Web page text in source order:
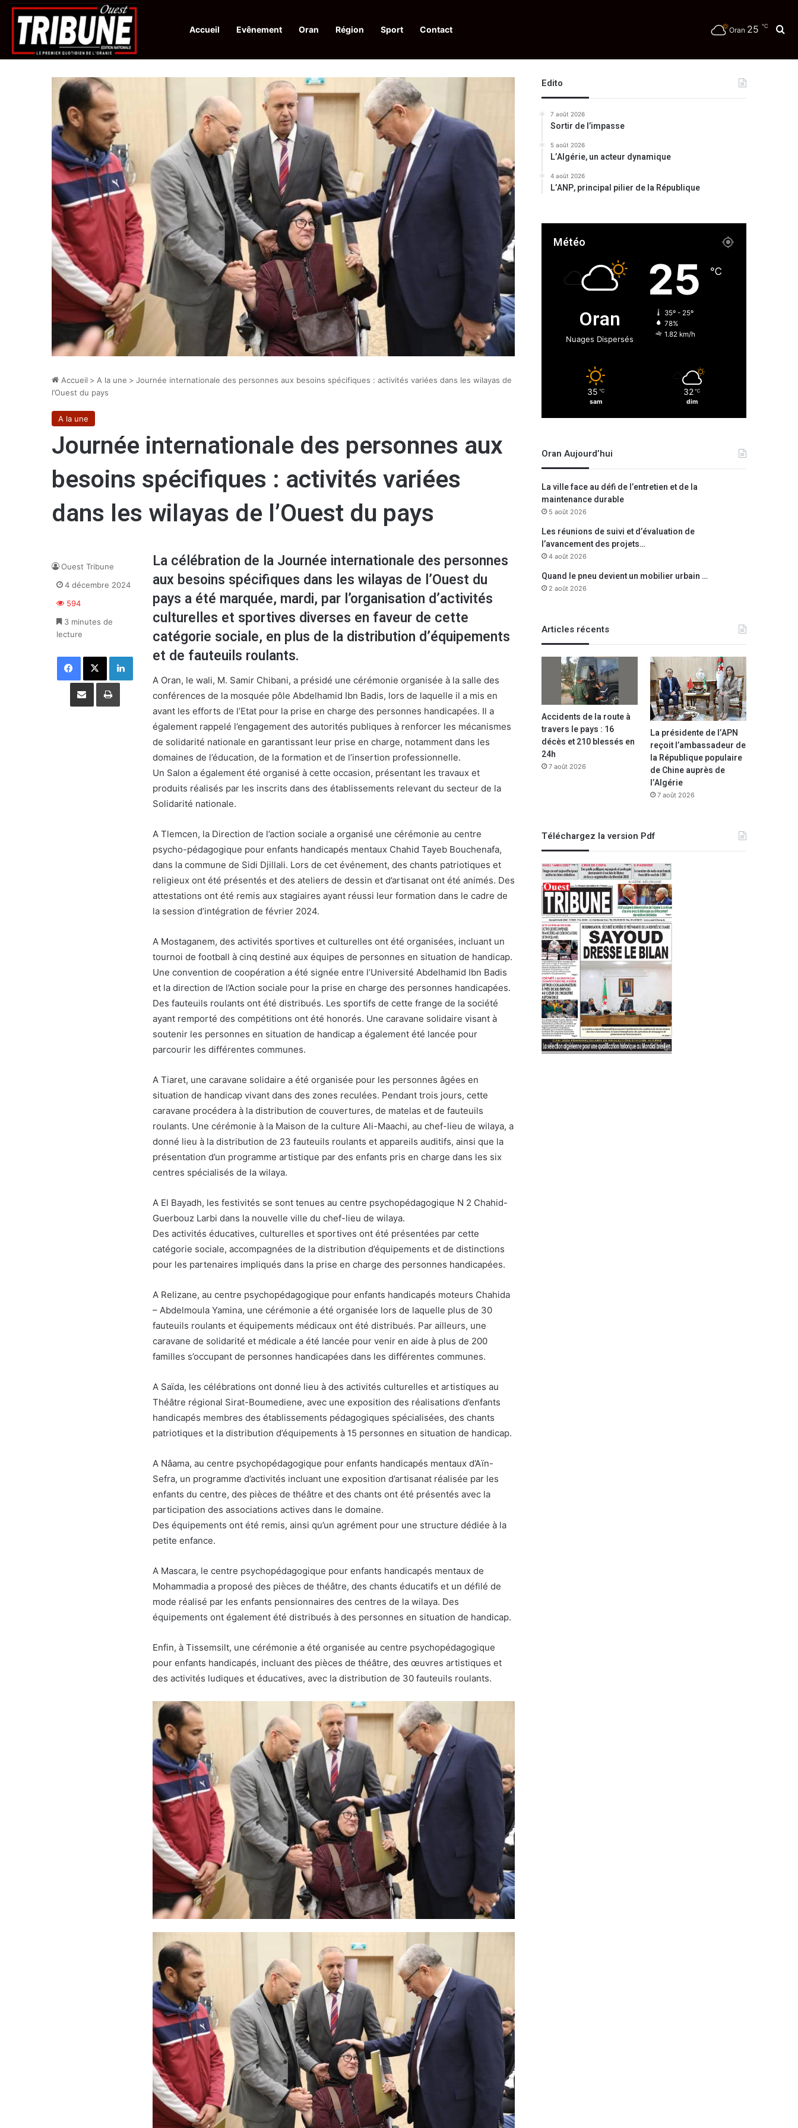
Accueil Evênement Oran Région Sport Contact Oran 25 ℃
Infos en Direct: Lutte contre les drogues : octroi de récompenses financières aux dénonciateurs de trafiquants
Accueil > A la une > Journée internationale des personnes aux besoins spécifiques : activités variées dans les wilayas de
l’Ouest du pays
A la une
Journée internationale des personnes aux
besoins spécifiques : activités variées
dans les wilayas de l’Ouest du pays
La célébration de la Journée internationale des personnes
aux besoins spécifiques dans les wilayas de l’Ouest du
pays a été marquée, mardi, par l’organisation d’activités
culturelles et sportives diverses en faveur de cette
catégorie sociale, en plus de la distribution d’équipements
et de fauteuils roulants.
A Oran, le wali, M. Samir Chibani, a présidé une cérémonie organisée à la salle des
conférences de la mosquée pôle Abdelhamid Ibn Badis, lors de laquelle il a mis en
avant les efforts de l’Etat pour la prise en charge des personnes handicapées. Il a
également rappelé l’engagement des autorités publiques à renforcer les mécanismes
de solidarité nationale en garantissant leur prise en charge, notamment dans les
domaines de l’éducation, de la formation et de l’insertion professionnelle.
Un Salon a également été organisé à cette occasion, présentant les travaux et
produits réalisés par les inscrits dans des établissements relevant du secteur de la
Solidarité nationale.
A Tlemcen, la Direction de l’action sociale a organisé une cérémonie au centre
psycho-pédagogique pour enfants handicapés mentaux Chahid Tayeb Bouchenafa,
dans la commune de Sidi Djillali. Lors de cet événement, des chants patriotiques et
religieux ont été présentés et des ateliers de dessin et d’artisanat ont été animés. Des
attestations ont été remis aux stagiaires ayant réussi leur formation dans le cadre de
la session d’intégration de février 2024.
A Mostaganem, des activités sportives et culturelles ont été organisées, incluant un
tournoi de football à cinq destiné aux équipes de personnes en situation de handicap.
Une convention de coopération a été signée entre l’Université Abdelhamid Ibn Badis
et la direction de l’Action sociale pour la prise en charge des personnes handicapées.
Des fauteuils roulants ont été distribués. Les sportifs de cette frange de la société
ayant remporté des compétitions ont été honorés. Une caravane solidaire visant à
soutenir les personnes en situation de handicap a également été lancée pour
parcourir les différentes communes.
A Tiaret, une caravane solidaire a été organisée pour les personnes âgées en
situation de handicap vivant dans des zones reculées. Pendant trois jours, cette
caravane procédera à la distribution de couvertures, de matelas et de fauteuils
roulants. Une cérémonie à la Maison de la culture Ali-Maachi, au chef-lieu de wilaya, a
donné lieu à la distribution de 23 fauteuils roulants et appareils auditifs, ainsi que la
présentation d’un programme artistique par des enfants pris en charge dans les six
centres spécialisés de la wilaya.
A El Bayadh, les festivités se sont tenues au centre psychopédagogique N 2 Chahid-
Guerbouz Larbi dans la nouvelle ville du chef-lieu de wilaya.
Des activités éducatives, culturelles et sportives ont été présentées par cette
catégorie sociale, accompagnées de la distribution d’équipements et de distinctions
pour les partenaires impliqués dans la prise en charge des personnes handicapées.
A Relizane, au centre psychopédagogique pour enfants handicapés moteurs Chahida
– Abdelmoula Yamina, une cérémonie a été organisée lors de laquelle plus de 30
fauteuils roulants et équipements médicaux ont été distribués. Par ailleurs, une
caravane de solidarité et médicale a été lancée pour venir en aide à plus de 200
familles s’occupant de personnes handicapées dans les différentes communes.
A Saïda, les célébrations ont donné lieu à des activités culturelles et artistiques au
Théâtre régional Sirat-Boumediene, avec une exposition des réalisations d’enfants
handicapés membres des établissements pédagogiques spécialisées, des chants
patriotiques et la distribution d’équipements à 15 personnes en situation de handicap.
A Nâama, au centre psychopédagogique pour enfants handicapés mentaux d’Aïn-
Sefra, un programme d’activités incluant une exposition d’artisanat réalisée par les
enfants du centre, des pièces de théâtre et des chants ont été présentés avec la
participation des associations actives dans le domaine.
Des équipements ont été remis, ainsi qu’un agrément pour une structure dédiée à la
petite enfance.
A Mascara, le centre psychopédagogique pour enfants handicapés mentaux de
Mohammadia a proposé des pièces de théâtre, des chants éducatifs et un défilé de
mode réalisé par les enfants pensionnaires des centres de la wilaya. Des
équipements ont également été distribués à des personnes en situation de handicap.
Enfin, à Tissemsilt, une cérémonie a été organisée au centre psychopédagogique
pour enfants handicapés, incluant des pièces de théâtre, des œuvres artistiques et
des activités ludiques et éducatives, avec la distribution de 30 fauteuils roulants.
Ouest Tribune
4 décembre 2024
594
3 minutes de
lecture
Facebook X Linkedin
Partager par email Imprimer
Edito
7 août 2026
Sortir de l’impasse
5 août 2026
L’Algérie, un acteur dynamique
4 août 2026
L’ANP, principal pilier de la République
Météo
Oran
Nuages Dispersés
25 ℃
35º - 25º
78%
1.82 km/h
35 ℃
sam
32 ℃
dim
Oran Aujourd’hui
La ville face au défi de l’entretien et de la
maintenance durable
5 août 2026
Les réunions de suivi et d’évaluation de
l’avancement des projets…
4 août 2026
Quand le pneu devient un mobilier urbain …
2 août 2026
Articles récents
Accidents de la route à
travers le pays : 16
décès et 210 blessés en
24h
7 août 2026
La présidente de l’APN
reçoit l’ambassadeur de
la République populaire
de Chine auprès de
l’Algérie
7 août 2026
Téléchargez la version Pdf